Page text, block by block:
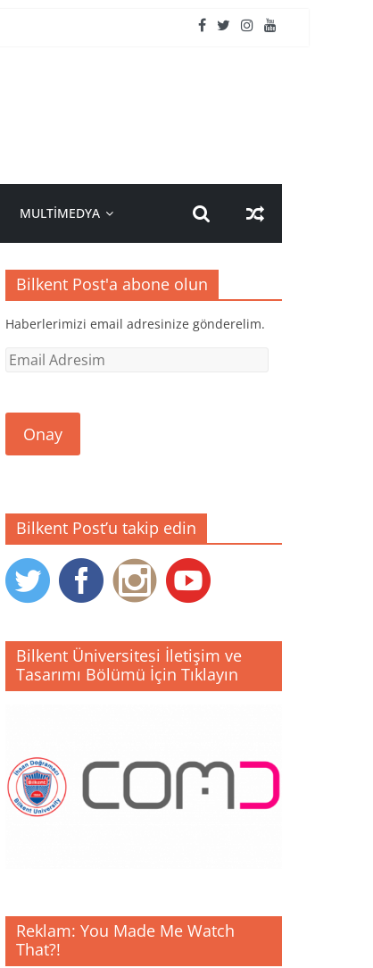
MULTİMEDYA
Bilkent Post'a abone olun
Haberlerimizi email adresinize gönderelim.
Email
Onay
Bilkent Post’u takip edin
Bilkent Üniversitesi İletişim ve
Tasarımı Bölümü İçin Tıklayın
Reklam: You Made Me Watch
That?!